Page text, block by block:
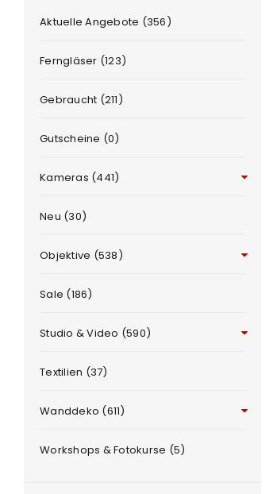
Passwort
Aktuelle Angebote (356)
Ferngläser (123)
Gebraucht (211)
Gutscheine (0)
Kameras (441)
Neu (30)
Objektive (538)
Sale (186)
Studio & Video (590)
Textilien (37)
Wanddeko (611)
Workshops & Fotokurse (5)